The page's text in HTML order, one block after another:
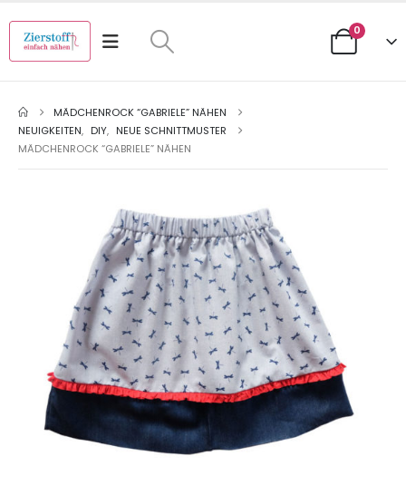
0
MÄDCHENROCK “GABRIELE” NÄHEN
NEUIGKEITEN, DIY, NEUE SCHNITTMUSTER
MÄDCHENROCK “GABRIELE” NÄHEN